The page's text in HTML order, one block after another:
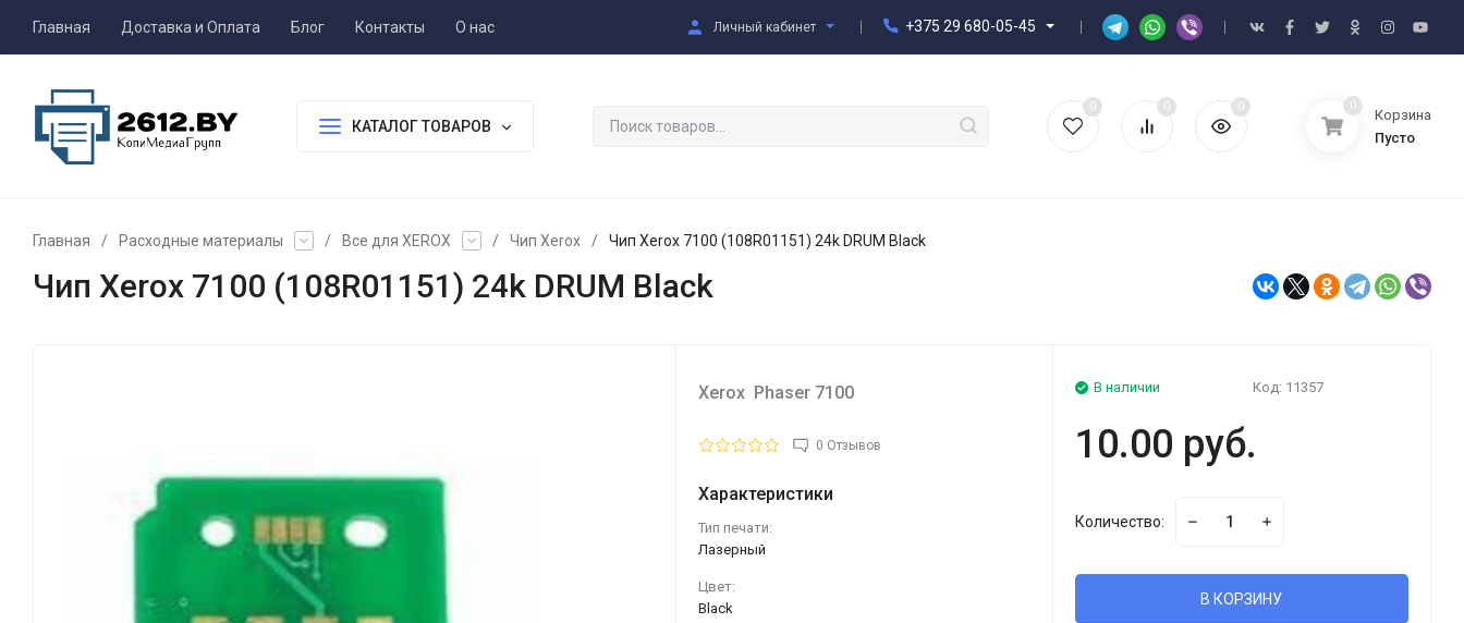
Главная Доставка и Оплата Блог Контакты О нас Личный кабинет +375 29 680-05-45
КАТАЛОГ ТОВАРОВ
0 0 0 0
Корзина
Пусто
Главная / Расходные материалы / Все для XEROX / Чип Xerox / Чип Xerox 7100 (108R01151) 24k DRUM Black
Чип Xerox 7100 (108R01151) 24k DRUM Black
Xerox Phaser 7100
0 Отзывов
Характеристики
Тип печати:
Лазерный
Цвет:
Black
В наличии Код: 11357
10.00 руб.
Количество:
В КОРЗИНУ